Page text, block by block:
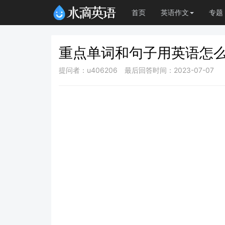
首页 英语作文 专题
重点单词和句子用英语怎
提问者：u406206 最后回答时间：2023-07-07